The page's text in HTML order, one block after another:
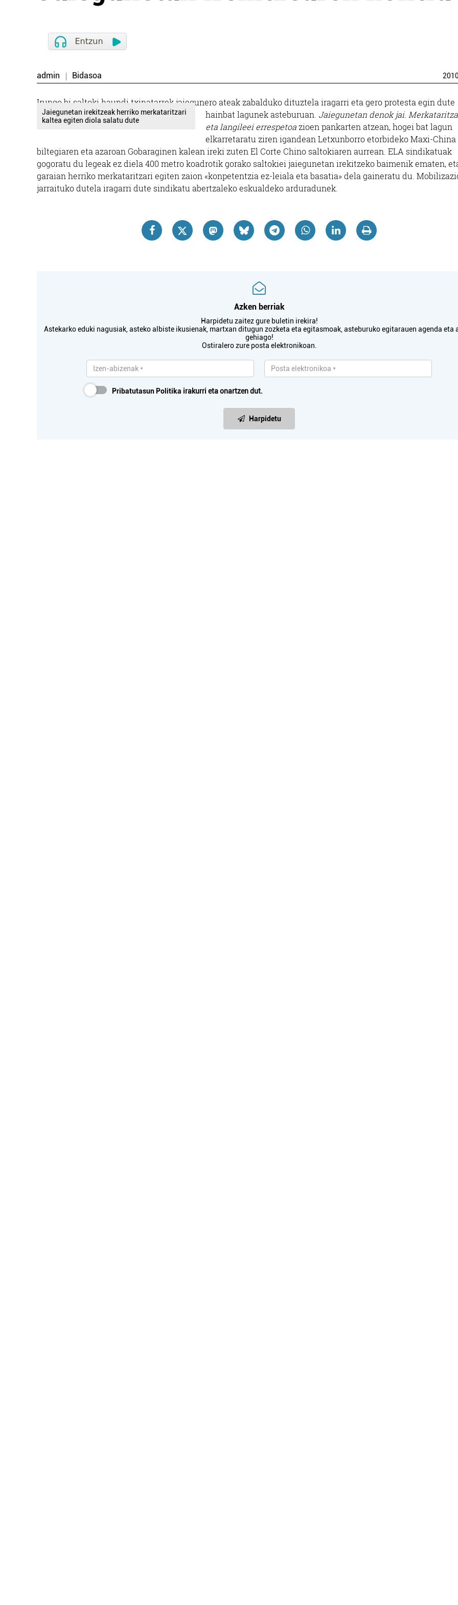
admin Bidasoa
Irungo bi saltoki haundi txinatarrek jaiegunero ateak zabalduko dituztela iragarri eta gero protesta egin dute
hainbat lagunek asteburuan.
Jaiegunetan irekitzeak herriko merkataritzari
kaltea egiten diola salatu dute
Jaiegunetan denok jai.
eta langileei errespetoa zioen pankarten atzean, hogei bat lagun
elkarretaratu ziren igandean Letxunborro etorbideko Maxi-China
biltegiaren eta azaroan Gobaraginen kalean ireki zuten El Corte Chino saltokiaren aurrean. ELA sindikatuak
gogoratu du legeak ez diela 400 metro koadrotik gorako saltokiei jaiegunetan irekitzeko baimenik ematen,
garaian herriko merkataritzari egiten zaion «konpetentzia ez-leiala eta basatia» dela gaineratu du.
jarraituko dutela iragarri dute sindikatu abertzaleko eskualdeko arduradunek.
Azken berriak
Harpidetu zaitez gure buletin irekira!
Astekarko eduki nagusiak, asteko albiste ikusienak, martxan ditugun zozketa eta egitasmoak, asteburuko egitarauen agenda eta
gehiago!
Ostiralero zure posta elektronikoan.
Pribatutasun Politika irakurri eta onartzen dut.
Harpidetu